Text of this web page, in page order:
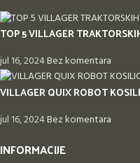
TOP 5 VILLAGER
jul 16, 2024Bez komentara
VILLAGER QUIX ROBOT
jul 16, 2024Bez komentara
INFORMACIJE